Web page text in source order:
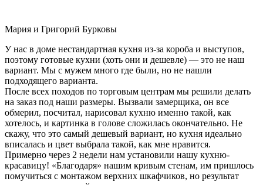
Мария и Григорий Бурковы
У нас в доме нестандартная кухня из-за короба и выступов,
поэтому готовые кухни (хоть они и дешевле) — это не наш
вариант. Мы с мужем много где были, но не нашли
подходящего варианта.
После всех походов по торговым центрам мы решили делать
на заказ под наши размеры. Вызвали замерщика, он все
обмерил, посчитал, нарисовал кухню именно такой, как
хотелось, и картинка в голове сложилась окончательно. Не
скажу, что это самый дешевый вариант, но кухня идеально
вписалась и цвет выбрала такой, как мне нравится.
Примерно через 2 недели нам установили нашу кухню-
красавицу! «Благодаря» нашим кривым стенам, им пришлось
помучиться с монтажом верхних шкафчиков, но результат